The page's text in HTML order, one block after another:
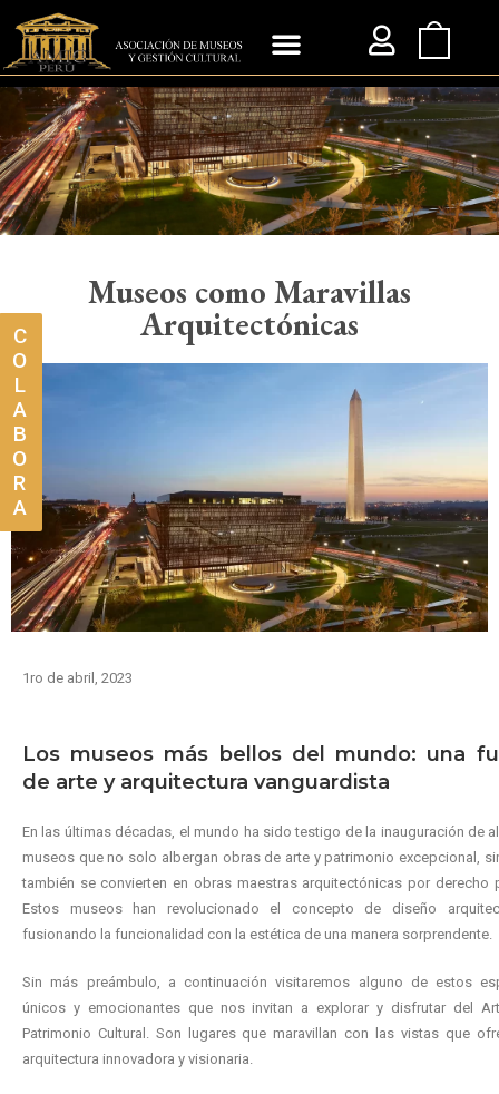
Museos como Maravillas
Arquitectónicas
1ro de abril, 2023
Los museos más bellos del mundo: una
de arte y arquitectura vanguardista
En las últimas décadas, el mundo ha sido testigo de la inauguración de
museos que no solo albergan obras de arte y patrimonio excepcional,
también se convierten en obras maestras arquitectónicas por derecho
Estos museos han revolucionado el concepto de diseño
fusionando la funcionalidad con la estética de una manera sorprendente.
Sin más preámbulo, a continuación visitaremos alguno de estos
únicos y emocionantes que nos invitan a explorar y disfrutar del
Patrimonio Cultural. Son lugares que maravillan con las vistas que
arquitectura innovadora y visionaria.
C
O
L
A
B
O
R
A